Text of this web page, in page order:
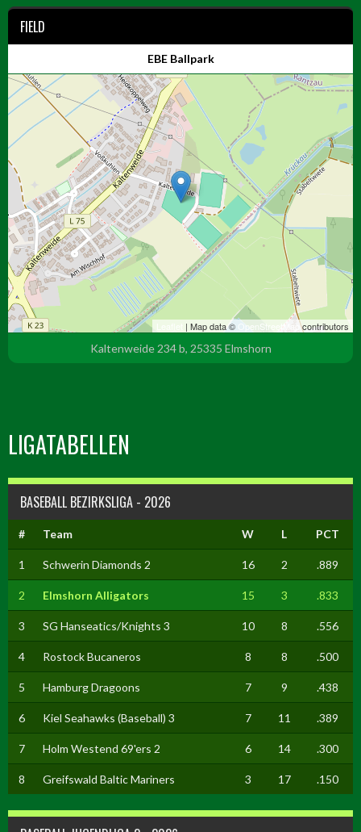
FIELD
EBE Ballpark
Leaflet | Map data © OpenStreetMapcontributors
Kaltenweide 234 b, 25335 Elmshorn
LIGATABELLEN
BASEBALL BEZIRKSLIGA - 2026
# Team W L PCT
1 Schwerin Diamonds 2 16 2 .889
2 Elmshorn Alligators 15 3 .833
3 SG Hanseatics/Knights 3 10 8 .556
4 Rostock Bucaneros 8 8 .500
5 Hamburg Dragoons 7 9 .438
6 Kiel Seahawks (Baseball) 3 7 11 .389
7 Holm Westend 69'ers 2 6 14 .300
8 Greifswald Baltic Mariners 3 17 .150